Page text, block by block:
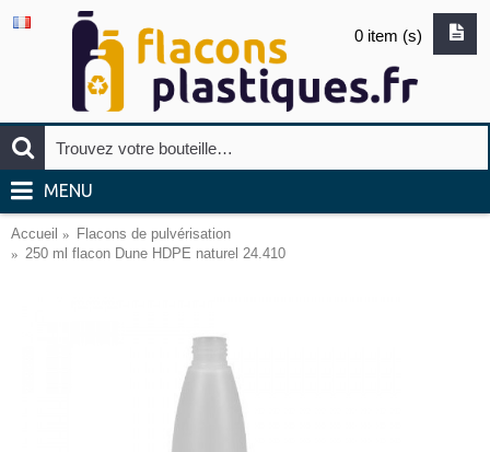
0 item (s)
MENU
Accueil
Flacons de pulvérisation
250 ml flacon Dune HDPE naturel 24.410